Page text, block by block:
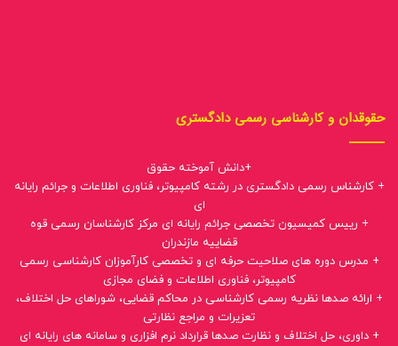
حقوقدان و کارشناسی رسمی دادگستری
+دانش آموخته حقوق
+ کارشناس رسمی دادگستری در رشته کامپیوتر، فناوری اطلاعات و جرائم رایانه
ای
+ رییس کمیسیون تخصصی جرائم رایانه ای مرکز کارشناسان رسمی قوه
قضاییه مازندران
+ مدرس دوره های صلاحیت حرفه ای و تخصصی کارآموزان کارشناسی رسمی
کامپیوتر، فناوری اطلاعات و فضای مجازی
+ ارائه صدها نظریه رسمی کارشناسی در محاکم قضایی، شوراهای حل اختلاف،
تعزیرات و مراجع نظارتی
+ داوری، حل اختلاف و نظارت صدها قرارداد نرم افزاری و سامانه های رایانه ای